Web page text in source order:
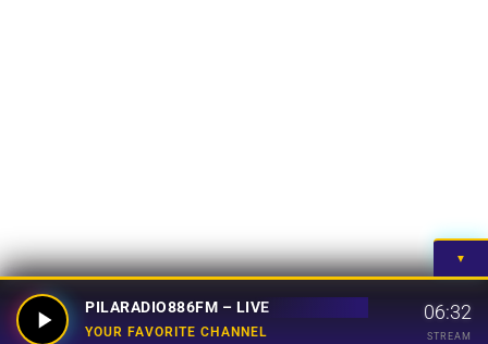
▼
PILARADIO886FM – LIVE
YOUR FAVORITE CHANNEL
06:32
STREAM